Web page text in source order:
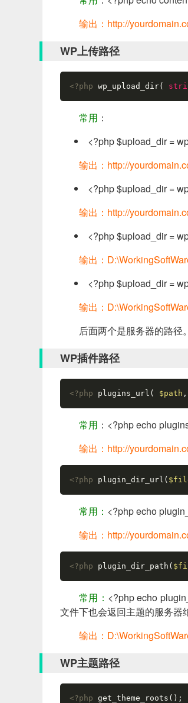
输出：http://
WP上传路径
<?php wp_upload_dir(
常用 ：
<?php $upload_dir =
输出：http://
<?php $upload_dir =
输出：http://
<?php $upload_dir =
输出：
<?php $upload_dir =
输出：
后面两个是服务器的路径。
WP插件路径
<?php plugins_url( $path ,
常用 ：<?php echo
输出：http://
<?php plugin_dir_url(
常用： <?php echo
输出：http://
<?php plugin_dir_path(
常用： <?php echo
文件下也会返回主题的服务器
输出：
WP主题路径
<?php get_theme_roots();